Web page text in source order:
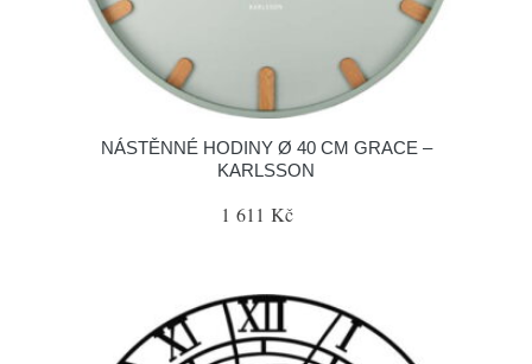
NÁSTĚNNÉ HODINY Ø 40 CM GRACE –
KARLSSON
1 611 Kč